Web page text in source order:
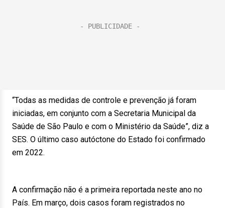
“Todas as medidas de controle e prevenção já foram
iniciadas, em conjunto com a Secretaria Municipal da
Saúde de São Paulo e com o Ministério da Saúde”, diz a
SES. O último caso autóctone do Estado foi confirmado
em 2022.
A confirmação não é a primeira reportada neste ano no
País. Em março, dois casos foram registrados no